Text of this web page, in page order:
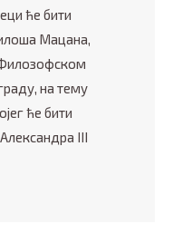
ће бити
Мацана,
на тему
ће бити
III